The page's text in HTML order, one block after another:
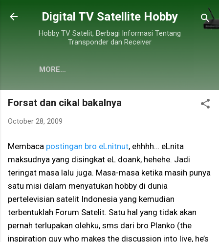
Skip to main content
Digital TV Satellite Hobby
Hobby TV Satelit, Berbagi Informasi Tentang
Transponder dan Receiver
MORE…
Forsat dan cikal bakalnya
October 28, 2009
Membaca postingan bro eLnitnut, ehhhh… eLnita
maksudnya yang disingkat eL doank, hehehe. Jadi
teringat masa lalu juga. Masa-masa ketika masih punya
satu misi dalam menyatukan hobby di dunia
pertelevisian satelit Indonesia yang kemudian
terbentuklah Forum Satelit. Satu hal yang tidak akan
pernah terlupakan olehku, sms dari bro Planko (the
inspiration guy who makes the discussion into live, he’s